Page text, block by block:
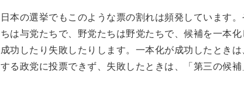
日本の選挙でもこのような票の割れは頻発しています
ちは与党たちで、野党たちは野党たちで、候補を一本
成功したり失敗したりします。一本化が成功したとき
する政党に投票できず、失敗したときは、「第三の候補